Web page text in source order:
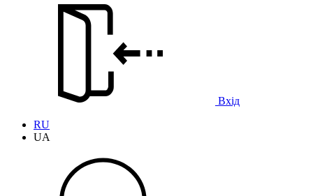
Вхід
RU
UA